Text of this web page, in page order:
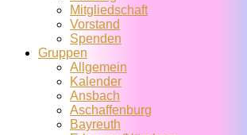
Mitglied­schaft
Vorstand
Spenden
Gruppen
Allgemein
Kalender
Ansbach
Aschaffenburg
Bayreuth